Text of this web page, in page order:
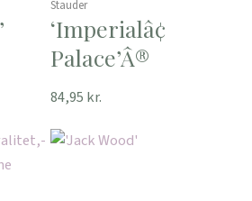
Stauder
‘Imperialâ¢
Palace’Â®
84,95 kr.